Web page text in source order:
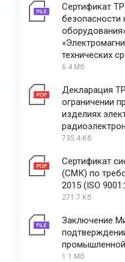
Сертификат
безопасности
технических
6.4 Мб
Декларация
ограничении
изделиях
735.4 Кб
Сертификат
(СМК) по
2015 (ISO
271.7 Кб
Заключение
1.1 Мб